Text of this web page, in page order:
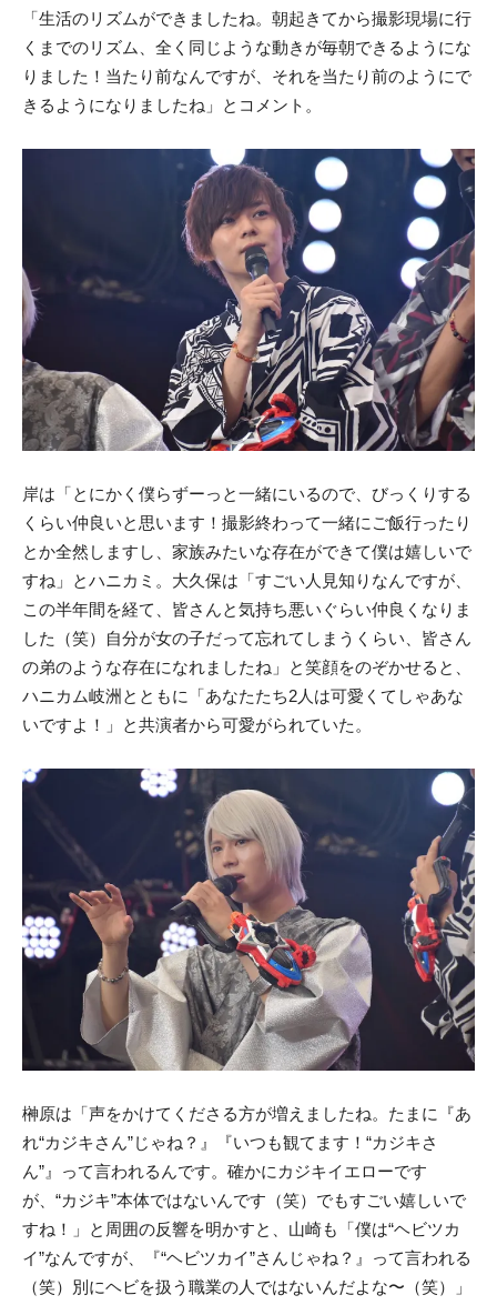
「生活のリズムができましたね。朝起きてから撮影現場に行
くまでのリズム、全く同じような動きが毎朝できるようにな
りました！当たり前なんですが、それを当たり前のようにで
きるようになりましたね」とコメント。
岸は「とにかく僕らずーっと一緒にいるので、びっくりする
くらい仲良いと思います！撮影終わって一緒にご飯行ったり
とか全然しますし、家族みたいな存在ができて僕は嬉しいで
すね」とハニカミ。大久保は「すごい人見知りなんですが、
この半年間を経て、皆さんと気持ち悪いぐらい仲良くなりま
した（笑）自分が女の子だって忘れてしまうくらい、皆さん
の弟のような存在になれましたね」と笑顔をのぞかせると、
ハニカム岐洲とともに「あなたたち2人は可愛くてしゃあな
いですよ！」と共演者から可愛がられていた。
榊原は「声をかけてくださる方が増えましたね。たまに『あ
れ“カジキさん”じゃね？』『いつも観てます！“カジキさ
ん”』って言われるんです。確かにカジキイエローです
が、“カジキ”本体ではないんです（笑）でもすごい嬉しいで
すね！」と周囲の反響を明かすと、山崎も「僕は“ヘビツカ
イ”なんですが、『“ヘビツカイ”さんじゃね？』って言われる
（笑）別にヘビを扱う職業の人ではないんだよな〜（笑）」